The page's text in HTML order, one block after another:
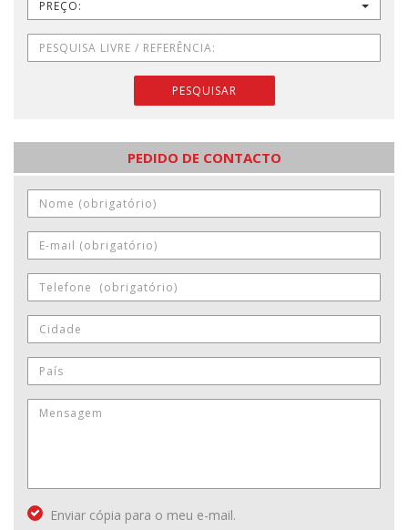
PREÇO:
PESQUISAR
PEDIDO DE CONTACTO
Enviar cópia para o meu e-mail.